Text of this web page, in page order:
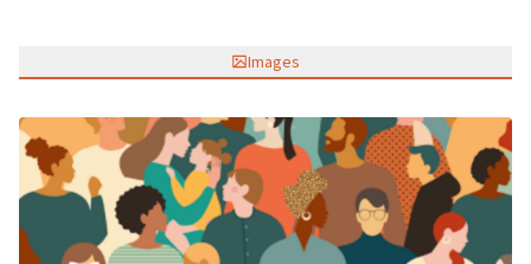
Images